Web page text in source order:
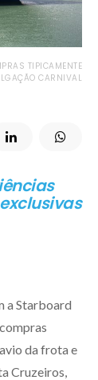
TIPICAMENTE
CARNIVAL
a Starboard
da frota e
Cruzeiros,